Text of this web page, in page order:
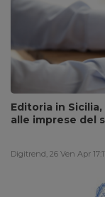
Editoria in
alle imprese del
Digitrend, 26 Ven Apr